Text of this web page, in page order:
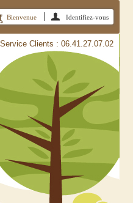
Bienvenue Identifiez-vous
Service Clients : 06.41.27.07.02